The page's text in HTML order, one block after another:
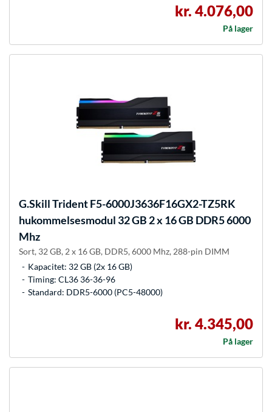
kr. 4.076,00
På lager
G.SkillTrident F5-6000J3636F16GX2-TZ5RK
hukommelsesmodul 32 GB 2 x 16 GB DDR5 6000
Mhz
Sort, 32 GB, 2 x 16 GB, DDR5, 6000 Mhz, 288-pin DIMM
Kapacitet: 32 GB (2x 16 GB)
Timing: CL36 36-36-96
Standard: DDR5-6000 (PC5-48000)
kr. 4.345,00
På lager